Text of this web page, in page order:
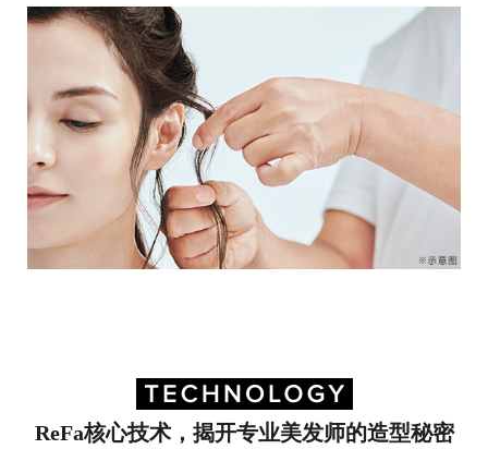
ReFa核心技术，揭开专业美发师的造型秘密